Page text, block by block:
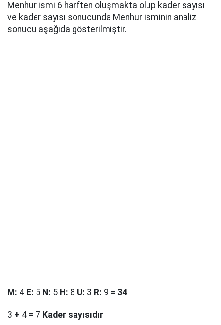
Menhur ismi 6 harften oluşmakta olup kader sayısı
ve kader sayısı sonucunda Menhur isminin analiz
sonucu aşağıda gösterilmiştir.
M: 4 E: 5 N: 5 H: 8 U: 3 R: 9 = 34
3 + 4 = 7 Kader sayısıdır